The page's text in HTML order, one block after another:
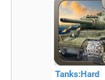
Tanks:Hard